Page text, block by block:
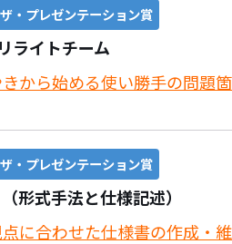
・プレゼンテーション賞
イトチーム
から始める使い勝手の問題
・プレゼンテーション賞
形式手法と仕様記述）
に合わせた仕様書の作成・